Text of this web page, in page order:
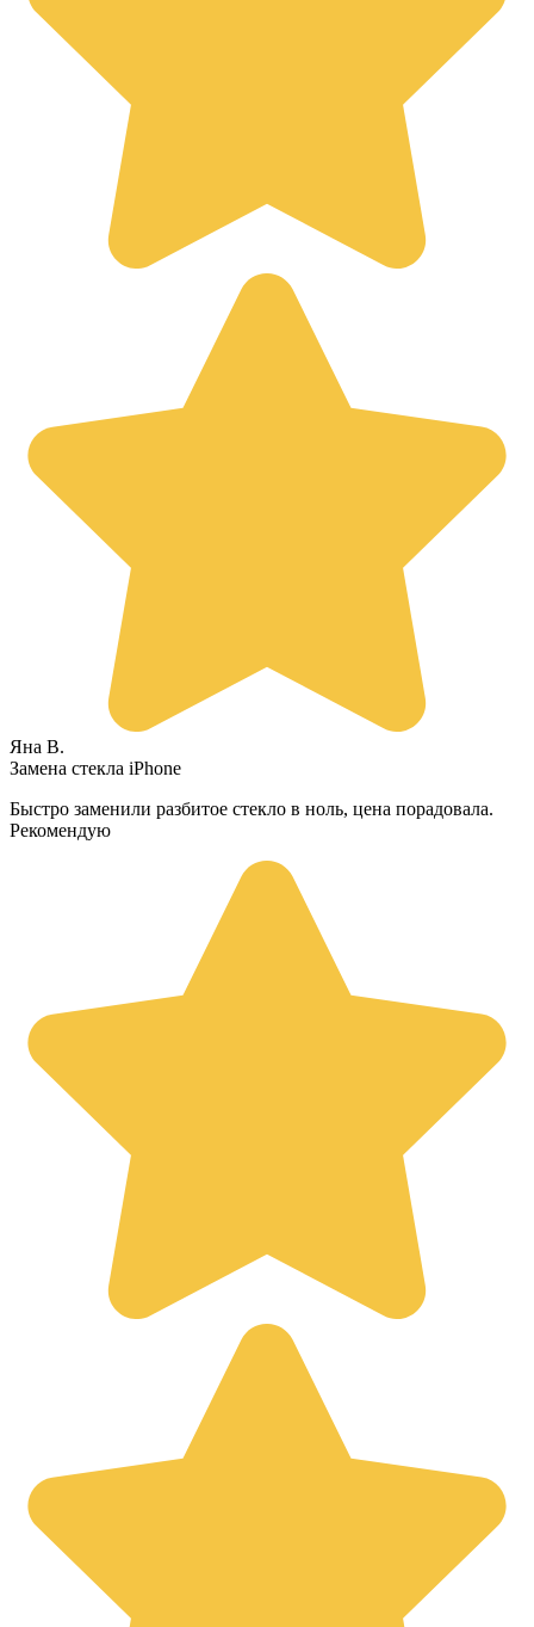
Яна В.
Замена стекла iPhone
Быстро заменили разбитое стекло в ноль, цена порадовала.
Рекомендую